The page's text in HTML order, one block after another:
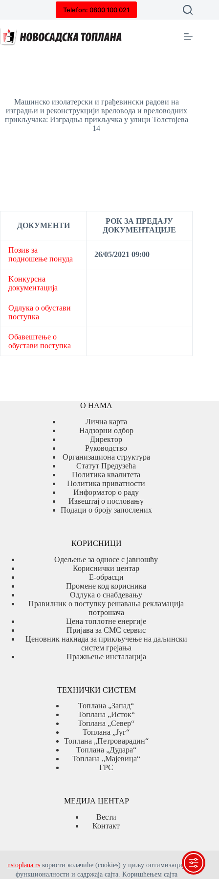
nstoplana.rs користи колачиће (cookies) у циљу оптимизације
функционалности и садржаја сајта. Kоришћењем сајта
Telefon: 0800 100 021
Машинско изолатерски и грађевински радови на
изградњи и реконструкцији вреловода и вреловодних
прикључака: Изградња прикључка у улици Толстојева
14
ДОКУМЕНТИ
РОК ЗА ПРЕДАЈУ
ДОКУМЕНТАЦИЈЕ
Позив за
подношење понуда
26/05/2021 09:00
Kонкурсна
документација
Одлука о обустави
поступка
Обавештење о
обустави поступка
О НАМА
Лична карта
Надзорни одбор
Директор
Руководство
Организациона структура
Статут Предузећа
Политика квалитета
Политика приватности
Информатор о раду
Извештај о пословању
Подаци о броју запослених
КОРИСНИЦИ
Одељење за односе с јавношћу
Кориснички центар
Е-обрасци
Промене код корисника
Одлука о снабдевању
Правилник о поступку решавања рекламација
потрошача
Цена топлотне енергије
Пријава за СМС сервис
Ценовник накнада за прикључење на даљински
систем грејања
Пражњење инсталација
ТЕХНИЧКИ СИСТЕМ
Топлана „Запад“
Топлана „Исток“
Топлана „Север“
Топлана „Југ“
Топлана „Петроварадин“
Топлана „Дудара“
Топлана „Мајевица“
ГРС
МЕДИЈА ЦЕНТАР
Вести
Контакт
Јавне набавке